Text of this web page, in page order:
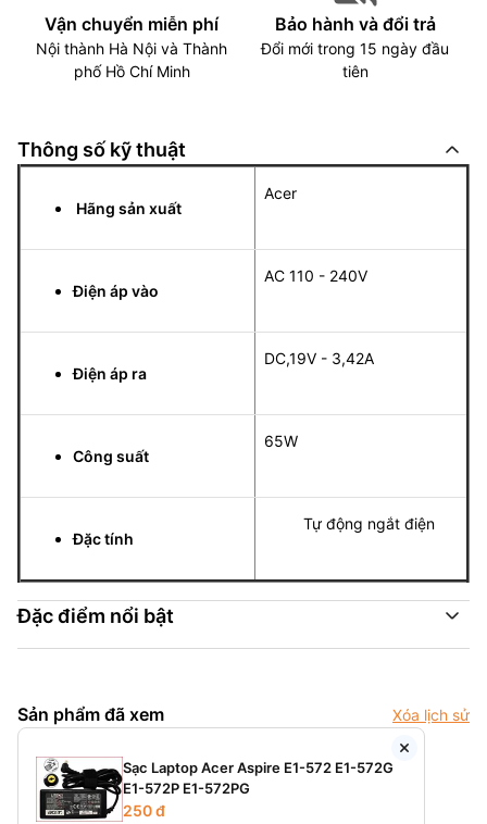
Vận chuyển miễn phí
Nội thành Hà Nội và Thành
phố Hồ Chí Minh
Bảo hành và đổi trả
Đổi mới trong 15 ngày đầu
tiên
Thông số kỹ thuật
Hãng sản xuất
Acer
Điện áp vào
AC 110 - 240V
Điện áp ra
DC,19V - 3,42A
Công suất
65W
Đặc tính
Tự động ngắt điện
Đặc điểm nổi bật
Sản phẩm đã xem Xóa lịch sử
Sạc Laptop Acer Aspire E1-572 E1-572G
E1-572P E1-572PG
250 đ